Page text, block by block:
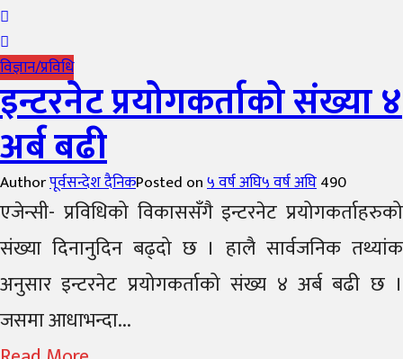
विज्ञान/प्रविधि
इन्टरनेट प्रयोगकर्ताको संख्या ४
अर्ब बढी
Authorपूर्वसन्देश दैनिकPosted on५ वर्ष अघि५ वर्ष अघि490
एजेन्सी- प्रविधिको विकाससँगै इन्टरनेट प्रयोगकर्ताहरुको
संख्या दिनानुदिन बढ्दो छ । हालै सार्वजनिक तथ्यांक
अनुसार इन्टरनेट प्रयोगकर्ताको संख्य ४ अर्ब बढी छ ।
जसमा आधाभन्दा...